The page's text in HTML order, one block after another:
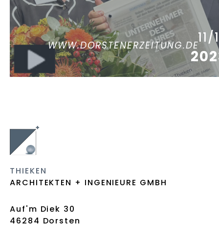
WWW.DORSTENERZEITUNG.DE11/
THIEKEN
ARCHITEKTEN + INGENIEURE GMBH
Auf'm Diek 30
46284 Dorsten